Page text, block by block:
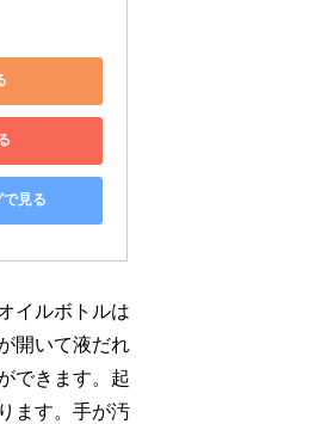
見る
イルボトルは
開いて液だれ
できます。起
ます。手が汚